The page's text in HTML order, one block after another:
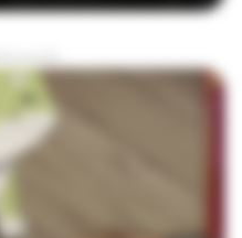
Ahmed A.